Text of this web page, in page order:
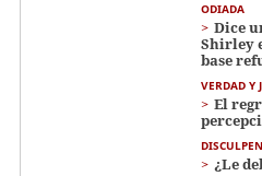
ODIADA
Dice
Shirley
base
VERDAD Y
El
¿Le